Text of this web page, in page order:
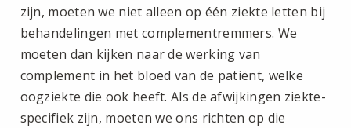
zijn, moeten we niet alleen op één ziekte letten bij
behandelingen met complementremmers. We
moeten dan kijken naar de werking van
complement in het bloed van de patiënt, welke
oogziekte die ook heeft. Als de afwijkingen ziekte-
specifiek zijn, moeten we ons richten op die